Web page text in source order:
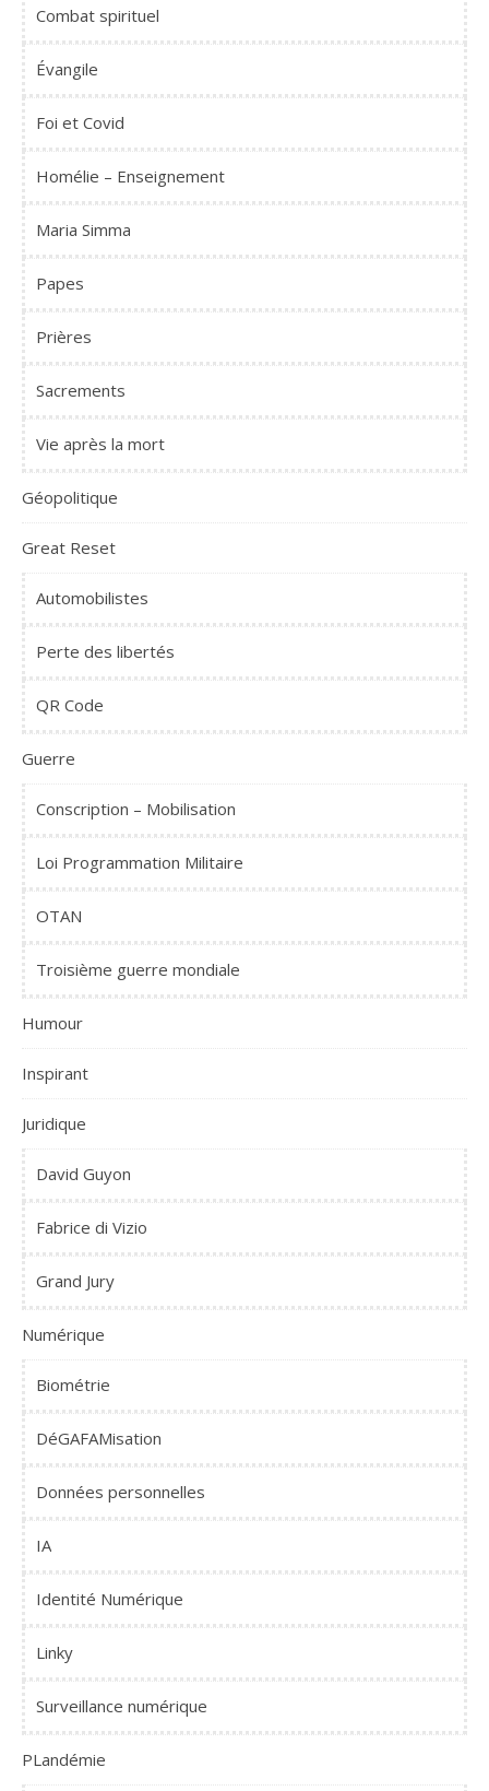
Combat spirituel
Évangile
Foi et Covid
Homélie – Enseignement
Maria Simma
Papes
Prières
Sacrements
Vie après la mort
Géopolitique
Great Reset
Automobilistes
Perte des libertés
QR Code
Guerre
Conscription – Mobilisation
Loi Programmation Militaire
OTAN
Troisième guerre mondiale
Humour
Inspirant
Juridique
David Guyon
Fabrice di Vizio
Grand Jury
Numérique
Biométrie
DéGAFAMisation
Données personnelles
IA
Identité Numérique
Linky
Surveillance numérique
PLandémie